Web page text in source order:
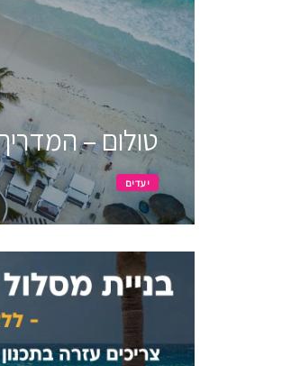
טולום –
יעדים